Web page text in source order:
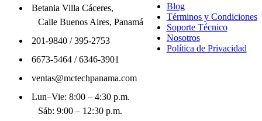
Betania Villa Cáceres,
Calle Buenos Aires, Panamá
201-9840/395-2753
6673-5464/6346-3901
ventas@mctechpanama.com
Lun–Vie: 8:00 – 4:30 p.m.
Sáb: 9:00 – 12:30 p.m.
Blog
Términos y Condiciones
Soporte Técnico
Nosotros
Política de Privacidad